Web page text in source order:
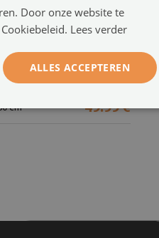
magneet
patroon
cm 49.99 €
Door onze website te
Lees verder
ALLES ACCEPTEREN